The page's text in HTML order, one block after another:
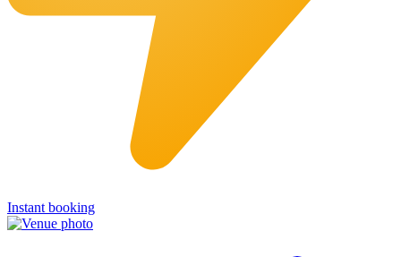
Instant booking